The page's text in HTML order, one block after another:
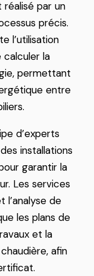
par un
précis.
l’utilisation
calculer la
permettant
entre
d’experts
installations
garantir la
Les services
l’analyse de
les plans de
et la
afin